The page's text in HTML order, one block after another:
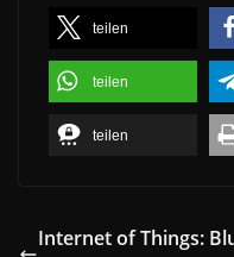
teilen
teilen
teilen
Internet of Things: